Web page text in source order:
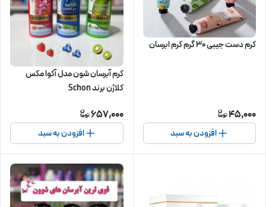
کرم دست جیبی 30 گرم کرم ابرسان
45,000
افزودن به سبد
کرم آبرسان شون مدل آکوا مکس
کلاژن برند Schon
657,000
افزودن به سبد